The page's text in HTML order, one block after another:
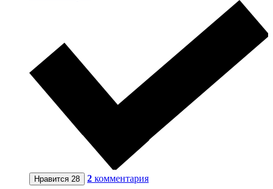
Нравится 28 2 комментария